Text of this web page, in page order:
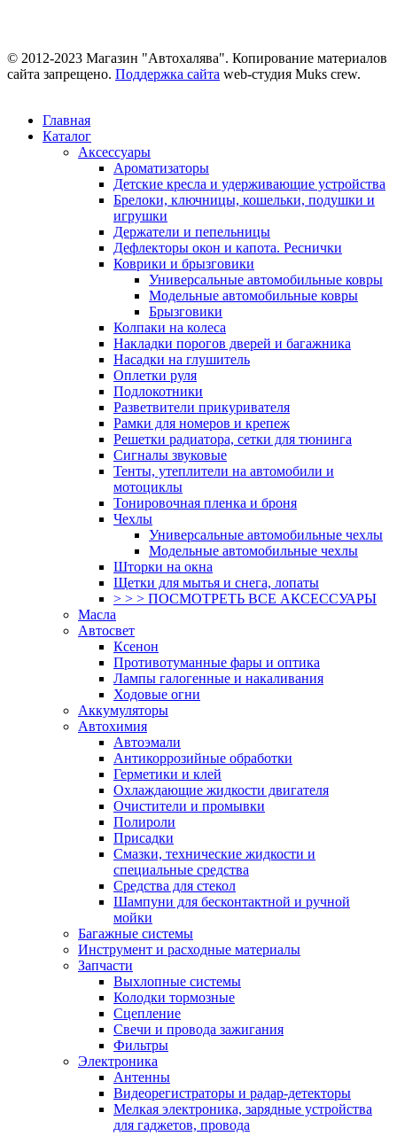
© 2012-2023 Магазин "Автохалява". Копирование материалов
сайта запрещено. Поддержка сайта web-студия Muks crew.
Главная
Каталог
Аксессуары
Ароматизаторы
Детские кресла и удерживающие устройства
Брелоки, ключницы, кошельки, подушки и
игрушки
Держатели и пепельницы
Дефлекторы окон и капота. Реснички
Коврики и брызговики
Универсальные автомобильные ковры
Модельные автомобильные ковры
Брызговики
Колпаки на колеса
Накладки порогов дверей и багажника
Насадки на глушитель
Оплетки руля
Подлокотники
Разветвители прикуривателя
Рамки для номеров и крепеж
Решетки радиатора, сетки для тюнинга
Сигналы звуковые
Тенты, утеплители на автомобили и
мотоциклы
Тонировочная пленка и броня
Чехлы
Универсальные автомобильные чехлы
Модельные автомобильные чехлы
Шторки на окна
Щетки для мытья и снега, лопаты
> > > ПОСМОТРЕТЬ ВСЕ АКСЕССУАРЫ
Масла
Автосвет
Ксенон
Противотуманные фары и оптика
Лампы галогенные и накаливания
Ходовые огни
Аккумуляторы
Автохимия
Автоэмали
Антикоррозийные обработки
Герметики и клей
Охлаждающие жидкости двигателя
Очистители и промывки
Полироли
Присадки
Смазки, технические жидкости и
специальные средства
Средства для стекол
Шампуни для бесконтактной и ручной
мойки
Багажные системы
Инструмент и расходные материалы
Запчасти
Выхлопные системы
Колодки тормозные
Сцепление
Свечи и провода зажигания
Фильтры
Электроника
Антенны
Видеорегистраторы и радар-детекторы
Мелкая электроника, зарядные устройства
для гаджетов, провода